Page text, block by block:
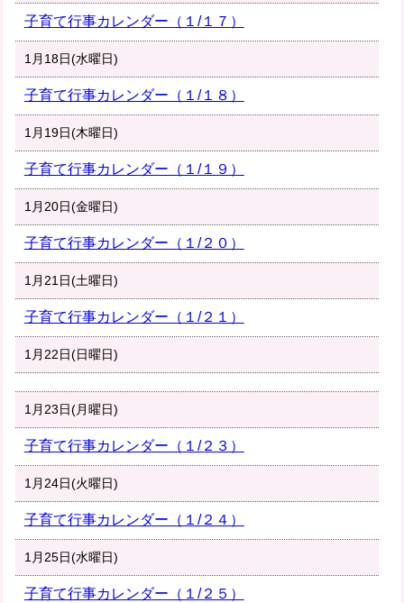
子育て行事カレンダー（１/１７）
1月18日(水曜日)
子育て行事カレンダー（１/１８）
1月19日(木曜日)
子育て行事カレンダー（１/１９）
1月20日(金曜日)
子育て行事カレンダー（１/２０）
1月21日(土曜日)
子育て行事カレンダー（１/２１）
1月22日(日曜日)
1月23日(月曜日)
子育て行事カレンダー（１/２３）
1月24日(火曜日)
子育て行事カレンダー（１/２４）
1月25日(水曜日)
子育て行事カレンダー（１/２５）